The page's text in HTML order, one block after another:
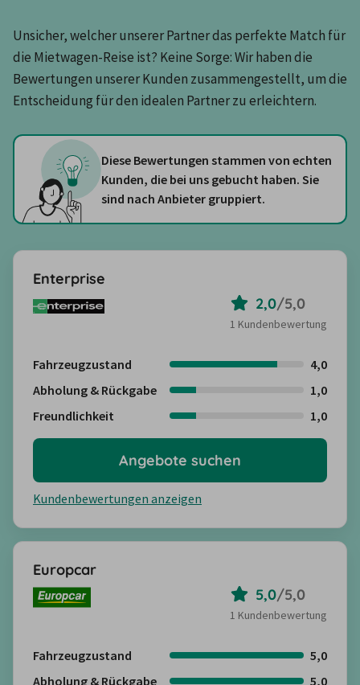
Unsicher, welcher unserer Partner das perfekte Match für
die Mietwagen-Reise ist? Keine Sorge: Wir haben die
Bewertungen unserer Kunden zusammengestellt, um die
Entscheidung für den idealen Partner zu erleichtern.
Diese Bewertungen stammen von echten
Kunden, die bei uns gebucht haben. Sie
sind nach Anbieter gruppiert.
Enterprise
2,0/5,0
1 Kundenbewertung
Fahrzeugzustand
4,0
Abholung & Rückgabe
1,0
Freundlichkeit
1,0
Kundenbewertungen anzeigen
Angebote suchen
Europcar
5,0/5,0
1 Kundenbewertung
Fahrzeugzustand
5,0
Abholung & Rückgabe
5,0